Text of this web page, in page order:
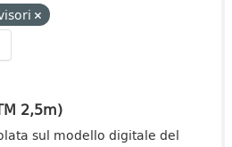
2,5m)
sul modello digitale del